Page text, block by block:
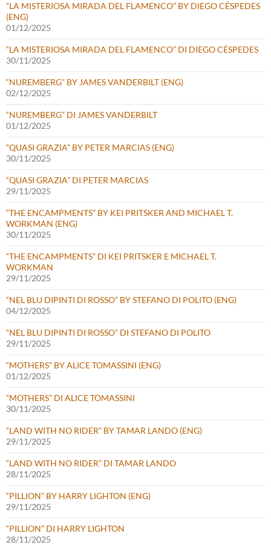
“LA MISTERIOSA MIRADA DEL FLAMENCO” BY DIEGO CÉSPEDES
(ENG)
01/12/2025
“LA MISTERIOSA MIRADA DEL FLAMENCO” DI DIEGO CÉSPEDES
30/11/2025
“NUREMBERG” BY JAMES VANDERBILT (ENG)
02/12/2025
“NUREMBERG” DI JAMES VANDERBILT
01/12/2025
“QUASI GRAZIA” BY PETER MARCIAS (ENG)
30/11/2025
“QUASI GRAZIA” DI PETER MARCIAS
29/11/2025
“THE ENCAMPMENTS” BY KEI PRITSKER AND MICHAEL T.
WORKMAN (ENG)
30/11/2025
“THE ENCAMPMENTS” DI KEI PRITSKER E MICHAEL T.
WORKMAN
29/11/2025
“NEL BLU DIPINTI DI ROSSO” BY STEFANO DI POLITO (ENG)
04/12/2025
“NEL BLU DIPINTI DI ROSSO” DI STEFANO DI POLITO
29/11/2025
“MOTHERS” BY ALICE TOMASSINI (ENG)
01/12/2025
“MOTHERS” DI ALICE TOMASSINI
30/11/2025
“LAND WITH NO RIDER” BY TAMAR LANDO (ENG)
29/11/2025
“LAND WITH NO RIDER” DI TAMAR LANDO
28/11/2025
“PILLION” BY HARRY LIGHTON (ENG)
29/11/2025
“PILLION” DI HARRY LIGHTON
28/11/2025